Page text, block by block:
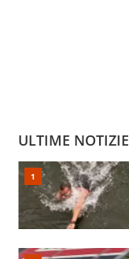
ULTIME NOTIZIE